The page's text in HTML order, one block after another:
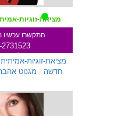
מציאת-זוגיות-
התקשרו עכשיו
2731523
מציאת-זוגיות-
חדשה - מגנוט